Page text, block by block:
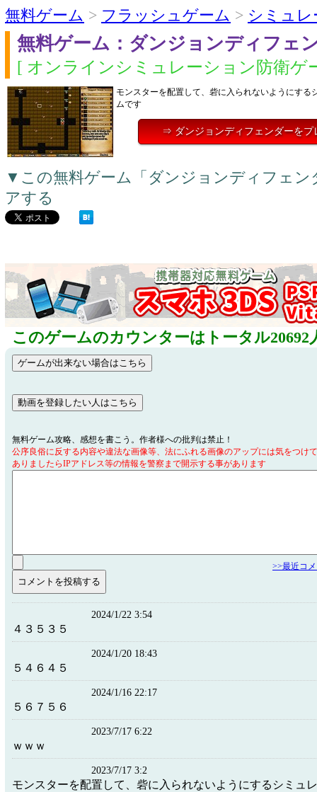
無料ゲーム > フラッシュゲーム > シミュ
無料ゲーム：ダンジョンディフェ
[ オンラインシミュレーション防衛ゲ
モンスターを配置して、砦に入られないようにする
ムです
⇒ ダンジョンディフェンダーをプ
▼この無料ゲーム「ダンジョンディフェン
アする
このゲームのカウンターはトータル20692
無料ゲーム攻略、感想を書こう。作者様への批判は禁止！
公序良俗に反する内容や違法な画像等、法にふれる画像のアップには気をつけ
ありましたらIPアドレス等の情報を警察まで開示する事があります
>>最近コ
2024/1/22 3:54
４３５３５
2024/1/20 18:43
５４６４５
2024/1/16 22:17
５６７５６
2023/7/17 6:22
ｗｗｗ
2023/7/17 3:2
モンスターを配置して、砦に入られないようにするシミュ